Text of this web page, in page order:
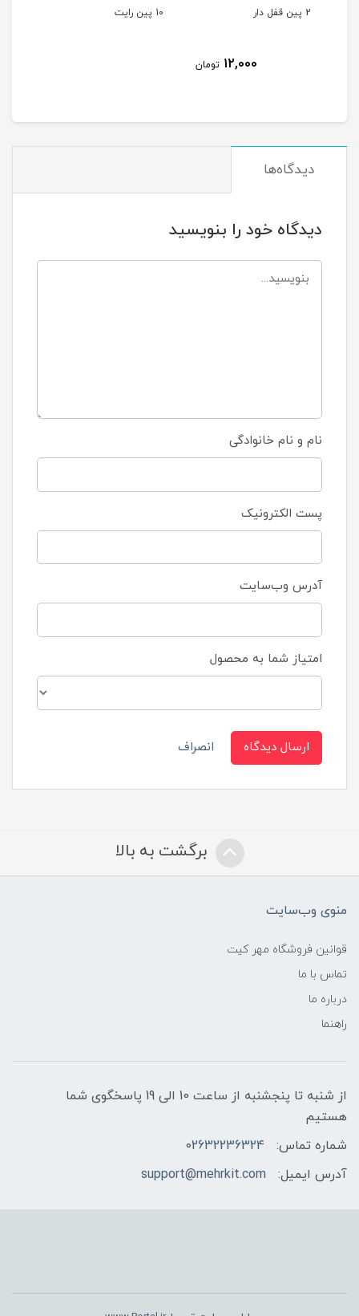
دیدگاه‌ها
دیدگاه خود را بنویسید
نام و نام خانوادگی
پست الکترونیک
آدرس وب‌سایت
امتیاز شما به محصول
ارسال دیدگاه انصراف
برگشت به بالا
منوی وب‌سایت
قوانین فروشگاه مهر کیت
تماس با ما
درباره ما
راهنما
از شنبه تا پنجشنبه از ساعت 10 الی 19 پاسخگوی شما
هستیم
شماره تماس:
02632236324
آدرس ایمیل:
support@mehrkit.com